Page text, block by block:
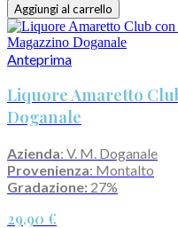
Aggiungi al carrello
Anteprima
Liquore Amaretto
Doganale
Azienda: V. M. Doganale
Provenienza: Montalto
Gradazione: 27%
29,90 €